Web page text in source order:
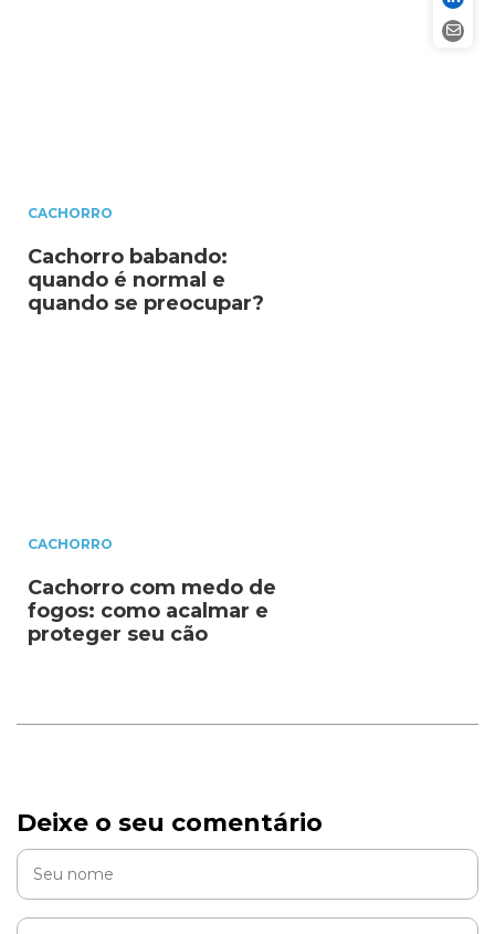
CACHORRO
Cachorro babando:
quando é normal e
quando se preocupar?
CACHORRO
Cachorro com medo de
fogos: como acalmar e
proteger seu cão
Deixe o seu comentário